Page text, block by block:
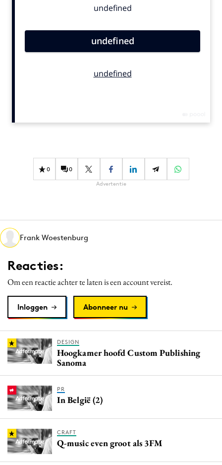
Contentmarketing
Effectiviteit
Gedragsverandering
Martech
Media
Merkstrategie
PR
Programmatic
Reputatie & crisis
0 0
Advertentie
Frank Woestenburg
Reacties:
Om een reactie achter te laten is een account vereist.
Inloggen Abonneer nu
DESIGN
Hoogkamer hoofd Custom Publishing
Sanoma
PR
In België (2)
CRAFT
Q-music even groot als 3FM